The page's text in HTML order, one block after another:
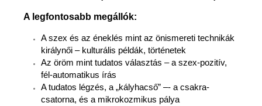
A legfontosabb megállók:
A szex és az éneklés mint az önismereti technikák
királynői – kulturális példák, történetek
Az öröm mint tudatos választás – a szex-pozitív,
fél-automatikus írás
A tudatos légzés, a „kályhacső” –- a csakra-
csatorna, és a mikrokozmikus pálya